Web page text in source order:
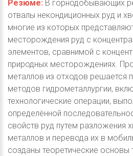
Резюме: В горнодобывающих
отвалы некондиционных руд и
многие из которых
месторождения руд с
элементов, сравнимой с
природных месторождениях.
металлов из отходов решается
методов гидрометаллургии,
технологические операции,
определённой
свойств руд путем разложения
металлов и перевода их в
созданы теоретические основы